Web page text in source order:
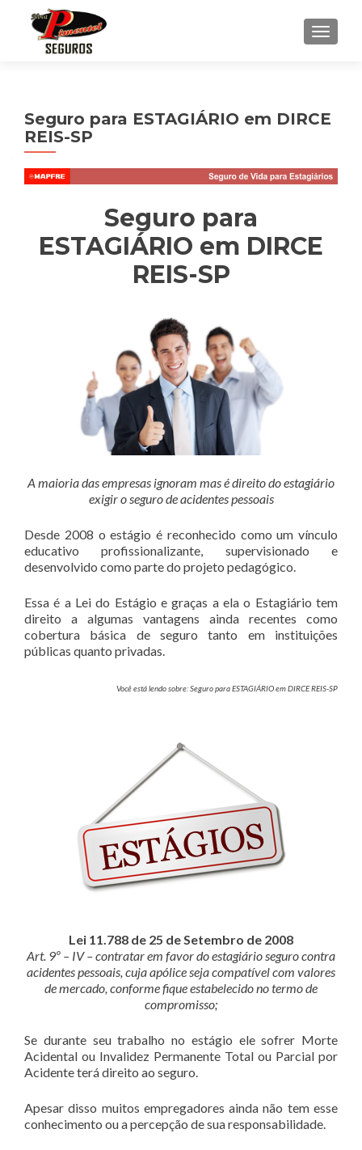
Seguro para ESTAGIÁRIO em DIRCE
REIS-SP
Seguro para
ESTAGIÁRIO em DIRCE
REIS-SP
A maioria das empresas ignoram mas é direito do estagiário
exigir o seguro de acidentes pessoais
Desde 2008 o estágio é reconhecido como um vínculo
educativo profissionalizante, supervisionado e
desenvolvido como parte do projeto pedagógico.
Essa é a Lei do Estágio e graças a ela o Estagiário tem
direito a algumas vantagens ainda recentes como
cobertura básica de seguro tanto em instituições
públicas quanto privadas.
Você está lendo sobre: Seguro para ESTAGIÁRIO em DIRCE REIS-SP
Lei 11.788 de 25 de Setembro de 2008
Art. 9º – IV – contratar em favor do estagiário seguro contra
acidentes pessoais, cuja apólice seja compatível com valores
de mercado, conforme fique estabelecido no termo de
compromisso;
Se durante seu trabalho no estágio ele sofrer Morte
Acidental ou Invalidez Permanente Total ou Parcial por
Acidente terá direito ao seguro.
Apesar disso muitos empregadores ainda não tem esse
conhecimento ou a percepção de sua responsabilidade.